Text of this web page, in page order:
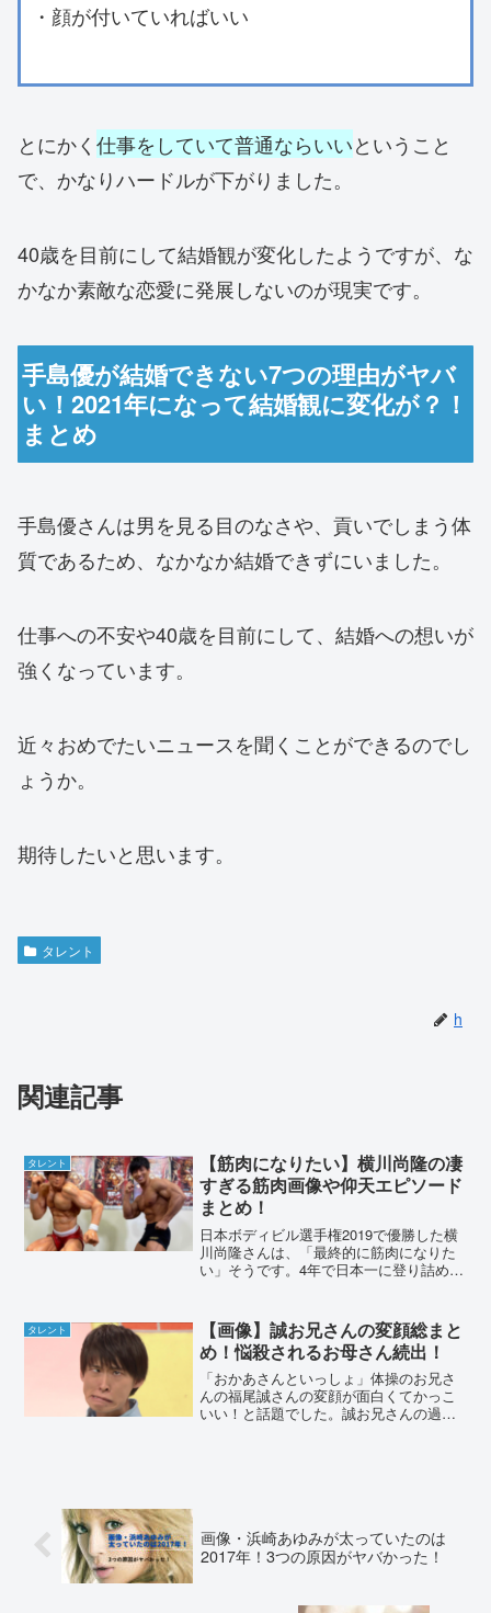
・顔が付いていればいい
とにかく 仕事をしていて普通ならいいということ
で、かなりハードルが下がりました。
40歳を目前にして結婚観が変化したようですが、な
かなか素敵な恋愛に発展しないのが現実です。
手島優が結婚できない7つの理由がヤバ
い！2021年になって結婚観に変化が？！
まとめ
手島優さんは男を見る目のなさや、貢いでしまう体
質であるため、なかなか結婚できずにいました。
仕事への不安や40歳を目前にして、結婚への想いが
強くなっています。
近々おめでたいニュースを聞くことができるのでし
ょうか。
期待したいと思います。
タレント
h
関連記事
タレント
【筋肉になりたい】横川尚隆の凄
すぎる筋肉画像や仰天エピソード
まとめ！
日本ボディビル選手権2019で優勝した横
川尚隆さんは、「最終的に筋肉になりた
い」そうです。4年で日本一に登り詰めた
隆は筋肉になりたい？！テレビでの仰天
エピソードまとめ①...
タレント
【画像】誠お兄さんの変顔総まと
め！悩殺されるお母さん続出！
「おかあさんといっしょ」体操のお兄さ
んの福尾誠さんの変顔が面白くてかっこ
いい！と話題でした。誠お兄さんの過去
画像・浜崎あゆみが太っていたのは
2017年！3つの原因がヤバかった！